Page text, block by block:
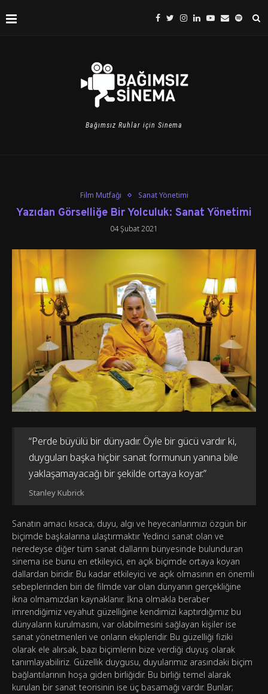
Bağımsız Ruhlar için Sinema
Film Mutfağı Sanat Yönetimi
Yazıdan Görselliğe Bir Yolculuk: Sanat Yönetimi
04 Şubat 2021
“Perde büyülü bir dünyadır. Öyle bir gücü vardır ki,
duyguları başka hiçbir sanat formunun yanına bile
yaklaşamayacağı bir şekilde ortaya koyar.”
Stanley Kubrick
Sanatın amacı kısaca; duyu, algı ve heyecanlarımızı özgün bir
biçimde başkalarına ulaştırmaktır. Yedinci sanat olan ve
neredeyse diğer tüm sanat dallarını bünyesinde bulunduran
sinema ise bunu en etkileyici, en açık biçimde ortaya koyan
dallardan biridir. Bu kadar etkileyici ve açık olmasının en önemli
sebeplerinden biri de filmde var olan dünyanın gerçekliğine
ikna olmamızdan kaynaklanır. İkna olmakla beraber
imrendiğimiz veyahut güzelliğine kendimizi kaptırdığımız bu
dünyaların kurulmasını, var olabilmesini sağlayan kişiler ise
sanat yönetmenleri ve onların ekipleridir. Bu güzelliği fiziki
olarak ele alırsak, bazı biçimlerin bize verdiği duyuş olarak
tanımlayabiliriz. Güzellik duygusu, duyularımız arasındaki biçim
bağlantılarının hoşa giden birliğidir. Bu birliği temel alarak
kurulan bir sanat teorisinin ise üç basamağı vardır. Bunlar;